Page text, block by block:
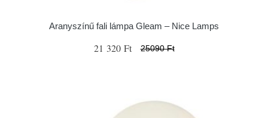
Aranyszínű fali lámpa Gleam – Nice Lamps
21 320 Ft 25090 Ft